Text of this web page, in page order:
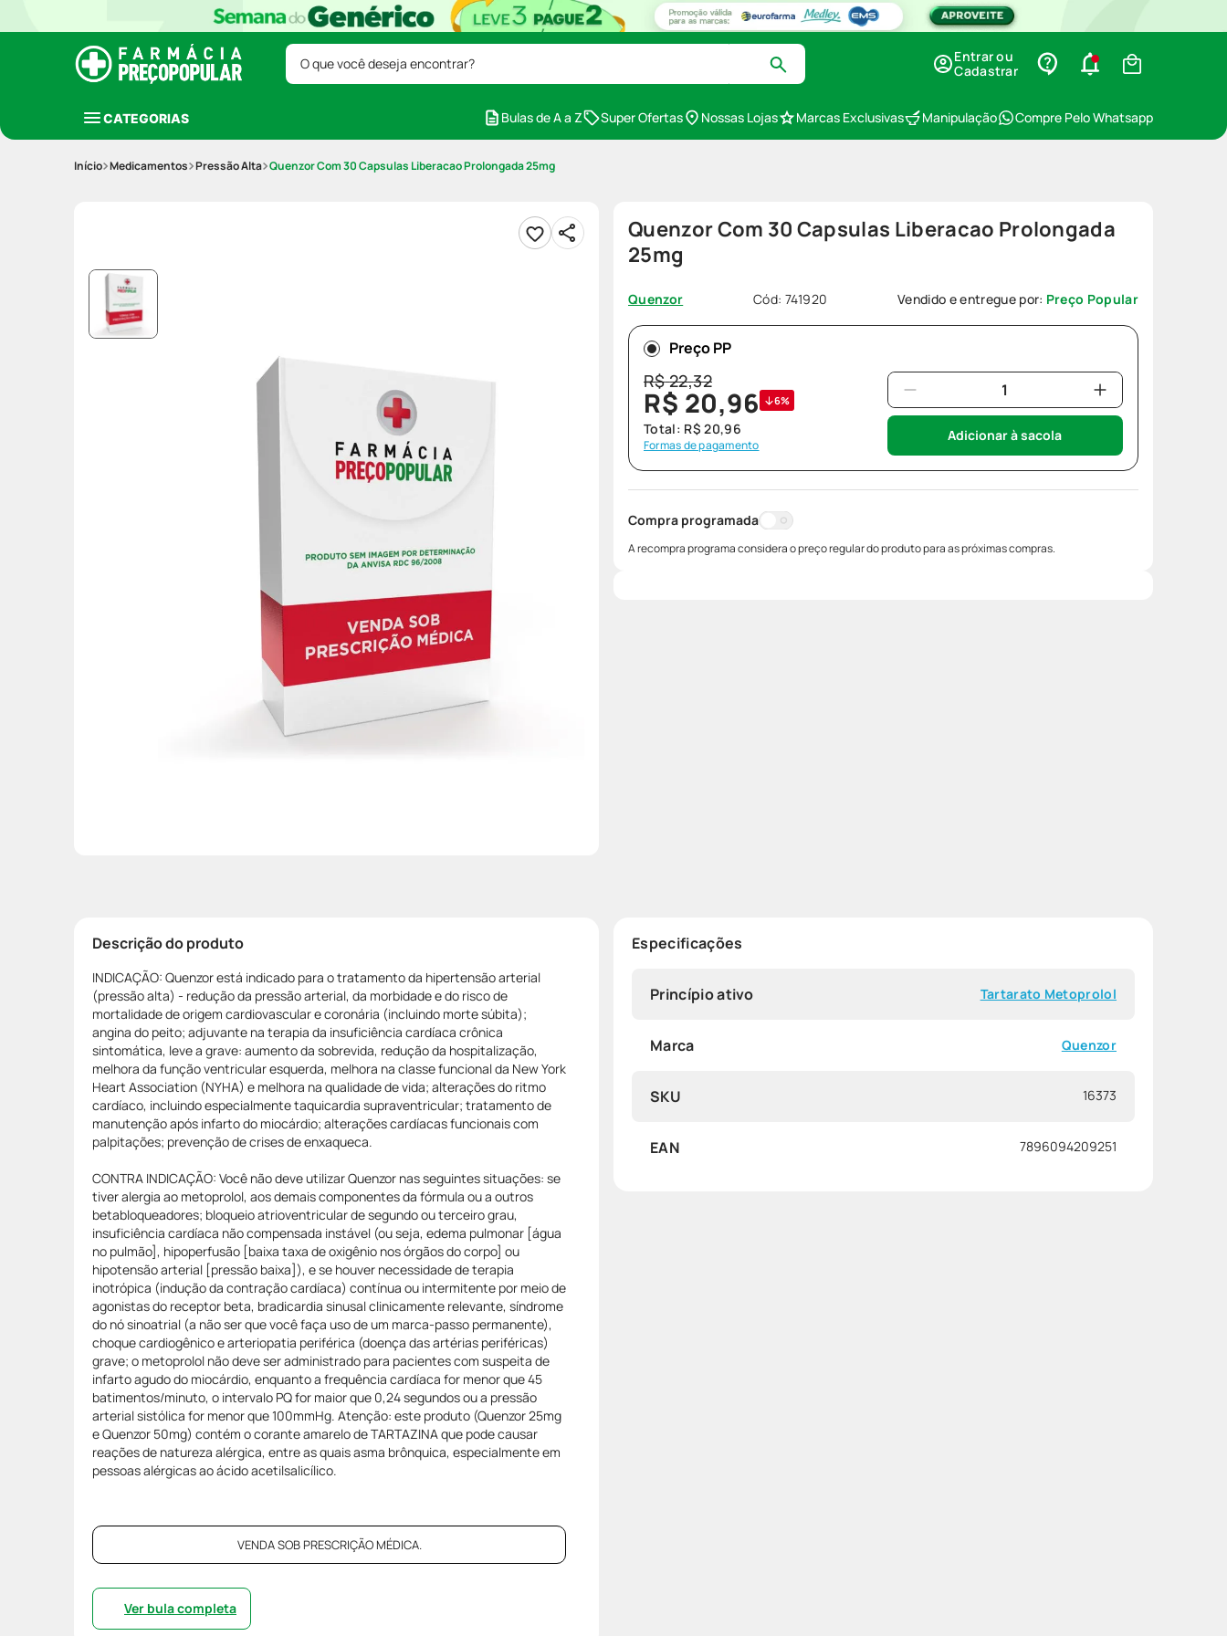
O que você deseja encontrar?
Entrar ou
Cadastrar
CATEGORIAS Bulas de A a Z Super Ofertas Nossas Lojas Marcas Exclusivas Manipulação Compre Pelo Whatsapp
Medicamentos Pressão Alta Quenzor Com 30 Capsulas Liberacao Prolongada 25mg
Quenzor Com 30 Capsulas Liberacao Prolongada
25mg
Quenzor Cód: 741920 Vendido e entregue por: Preço Popular
Preço PP
R$22,32
R$ 20,96 6%
Total: R$ 20,96
Formas de pagamento
Adicionar à sacola
Compra programada
A recompra programa considera o preço regular do produto para as próximas compras.
Descrição do produto
INDICAÇÃO: Quenzor está indicado para o tratamento da hipertensão arterial
(pressão alta) - redução da pressão arterial, da morbidade e do risco de
mortalidade de origem cardiovascular e coronária (incluindo morte súbita);
angina do peito; adjuvante na terapia da insuficiência cardíaca crônica
sintomática, leve a grave: aumento da sobrevida, redução da hospitalização,
melhora da função ventricular esquerda, melhora na classe funcional da New York
Heart Association (NYHA) e melhora na qualidade de vida; alterações do ritmo
cardíaco, incluindo especialmente taquicardia supraventricular; tratamento de
manutenção após infarto do miocárdio; alterações cardíacas funcionais com
palpitações; prevenção de crises de enxaqueca.
CONTRA INDICAÇÃO: Você não deve utilizar Quenzor nas seguintes situações: se
tiver alergia ao metoprolol, aos demais componentes da fórmula ou a outros
betabloqueadores; bloqueio atrioventricular de segundo ou terceiro grau,
insuficiência cardíaca não compensada instável (ou seja, edema pulmonar [água
no pulmão], hipoperfusão [baixa taxa de oxigênio nos órgãos do corpo] ou
hipotensão arterial [pressão baixa]), e se houver necessidade de terapia
inotrópica (indução da contração cardíaca) contínua ou intermitente por meio de
agonistas do receptor beta, bradicardia sinusal clinicamente relevante, síndrome
do nó sinoatrial (a não ser que você faça uso de um marca-passo permanente),
choque cardiogênico e arteriopatia periférica (doença das artérias periféricas)
grave; o metoprolol não deve ser administrado para pacientes com suspeita de
infarto agudo do miocárdio, enquanto a frequência cardíaca for menor que 45
batimentos/minuto, o intervalo PQ for maior que 0,24 segundos ou a pressão
arterial sistólica for menor que 100mmHg. Atenção: este produto (Quenzor 25mg
e Quenzor 50mg) contém o corante amarelo de TARTAZINA que pode causar
reações de natureza alérgica, entre as quais asma brônquica, especialmente em
pessoas alérgicas ao ácido acetilsalicílico.
VENDA SOB PRESCRIÇÃO MÉDICA.
Ver bula completa
Especificações
Princípio ativo Tartarato Metoprolol
Marca Quenzor
SKU 16373
EAN 7896094209251